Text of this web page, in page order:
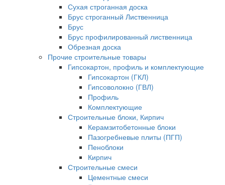
Сухая строганная доска
Брус строганный Лиственница
Брус
Брус профилированный лиственница
Обрезная доска
Прочие строительные товары
Гипсокартон, профиль и комплектующие
Гипсокартон (ГКЛ)
Гипсоволокно (ГВЛ)
Профиль
Комплектующие
Строительные блоки, Кирпич
Керамзитобетонные блоки
Пазогребневые плиты (ПГП)
Пеноблоки
Кирпич
Строительные смеси
Цементные смеси